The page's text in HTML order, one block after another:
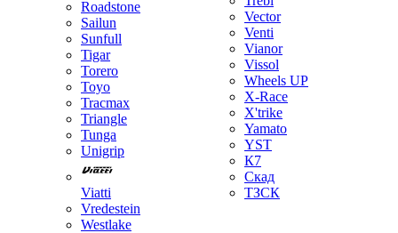
Roadstone
Sailun
Sunfull
Tigar
Torero
Toyo
Tracmax
Triangle
Tunga
Unigrip
Viatti
Vredestein
Westlake
Vector
Venti
Vianor
Vissol
Wheels UP
X-Race
X'trike
Yamato
YST
К7
Скад
ТЗСК